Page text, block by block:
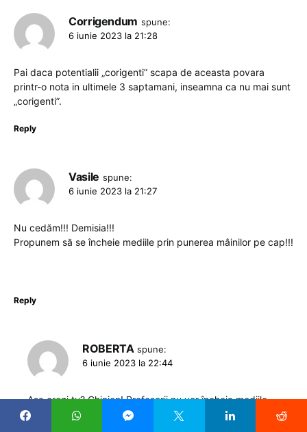
Corrigendum spune:
6 iunie 2023 la 21:28
Pai daca potentialii „corigenti” scapa de aceasta povara
printr-o nota in ultimele 3 saptamani, inseamna ca nu mai sunt
„corigenti”.
Reply
Vasile spune:
6 iunie 2023 la 21:27
Nu cedăm!!! Demisia!!!
Propunem să se încheie mediile prin punerea mâinilor pe cap!!!
Reply
ROBERTA spune:
6 iunie 2023 la 22:44
Așa crezi tu? Ghinion! Profesorii nu vor încheia mediile,
diriginții nu vor preda catalogul. Nu vor semna ultima filă.